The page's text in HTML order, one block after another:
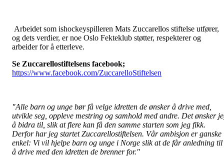
Arbeidet som ishockeyspilleren Mats Zuccarellos stiftelse utfører,
og dets verdier, er noe Oslo Fekteklub støtter, respekterer og
arbeider for å etterleve.
Se Zuccarellostiftelsens facebook;
https://www.facebook.com/ZuccarelloStiftelsen
"Alle barn og unge bør få velge idretten de ønsker å drive med,
utvikle seg, oppleve mestring og samhold med andre. Det ønsker
å bidra til, slik at flere kan få den samme starten som jeg fikk.
Derfor har jeg startet Zuccarellostiftelsen. Vår ambisjon er ganske
enkel: Vi vil hjelpe barn og unge i Norge slik at de får anledning til
å drive med den idretten de brenner for."